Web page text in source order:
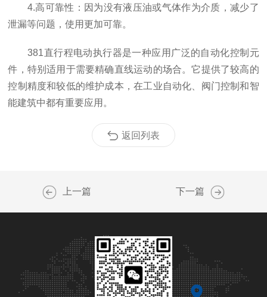
4.高可靠性：因为没有液压油或气体作为介质，减少了
泄漏等问题，使用更加可靠。
381直行程电动执行器是一种应用广泛的自动化控制元
件，特别适用于需要精确直线运动的场合。它提供了较高的
控制精度和较低的维护成本，在工业自动化、阀门控制和智
能建筑中都有重要应用。
返回列表
上一篇 下一篇